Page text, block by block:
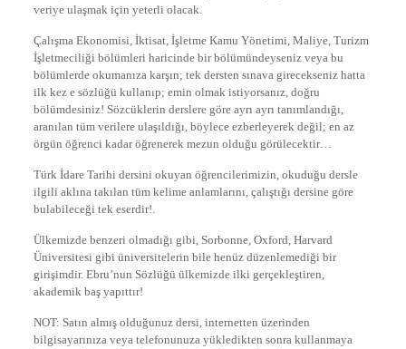
veriye ulaşmak için yeterli olacak.
Çalışma Ekonomisi, İktisat, İşletme Kamu Yönetimi, Maliye, Turizm
İşletmeciliği bölümleri haricinde bir bölümündeyseniz veya bu
bölümlerde okumanıza karşın; tek dersten sınava girecekseniz hatta
ilk kez e sözlüğü kullanıp; emin olmak istiyorsanız, doğru
bölümdesiniz! Sözcüklerin derslere göre ayrı ayrı tanımlandığı,
aranılan tüm verilere ulaşıldığı, böylece ezberleyerek değil; en az
örgün öğrenci kadar öğrenerek mezun olduğu görülecektir…
Türk İdare Tarihi dersini okuyan öğrencilerimizin, okuduğu dersle
ilgili aklına takılan tüm kelime anlamlarını, çalıştığı dersine göre
bulabileceği tek eserdir!.
Ülkemizde benzeri olmadığı gibi, Sorbonne, Oxford, Harvard
Üniversitesi gibi üniversitelerin bile henüz düzenlemediği bir
girişimdir. Ebru’nun Sözlüğü ülkemizde ilki gerçekleştiren,
akademik baş yapıttır!
NOT: Satın almış olduğunuz dersi, internetten üzerinden
bilgisayarınıza veya telefonunuza yükledikten sonra kullanmaya